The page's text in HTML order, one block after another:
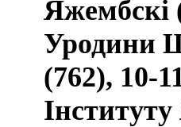
Яжембскі
Уродини
(762), 10-